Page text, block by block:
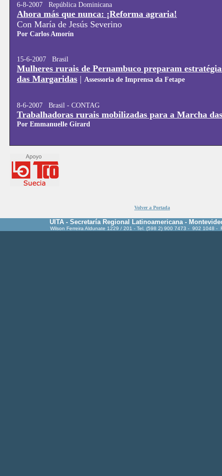
6-8-2007 República Dominicana
Ahora más que nunca: ¡Reforma agraria!
Con María de Jesús Severino
Por Carlos Amorín
15-6-2007 Brasil
Mulheres rurais de Pernambuco preparam
das Margaridas | Assessoria de Imprensa da Fetape
8-6-2007 Brasil - CONTAG
Trabalhadoras rurais mobilizadas para a Marcha
Por Emmanuelle Girard
Volver a Portada
UITA - Secretaría Regional Latinoamericana -
Wilson Ferreira Aldunate 1229 / 201 - Tel. (598 2) 900 7473 - 902 1048 -